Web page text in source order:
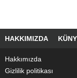
HAKKIMIZDA
Hakkımızda
Gizlilik politikası